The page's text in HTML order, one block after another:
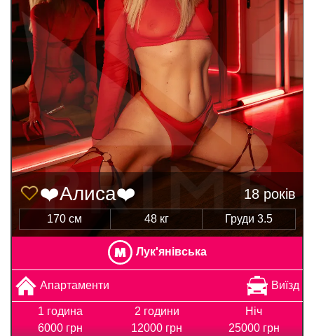
❤️Алиса❤️ 18 років
170 см 48 кг Груди 3.5
Лук'янівська
Апартаменти Виїзд
1 година
6000 грн
2 години
12000 грн
Ніч
25000 грн